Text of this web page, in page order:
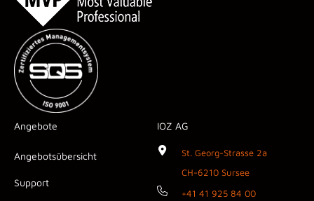
Angebote
Angebotsübersicht
Support
IOZ AG
St. Georg-Strasse 2a
CH-6210 Sursee
+41 41 925 84 00